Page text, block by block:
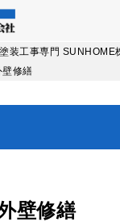
装工事専門 SUNHOME
修繕
壁修繕